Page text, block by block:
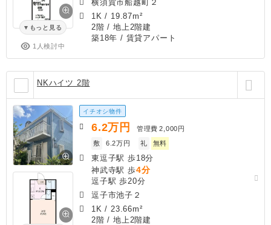
もっと見る
1人検討中
横須賀市船越町２
1K / 19.87m²
2階 / 地上2階建
築18年 / 賃貸アパート
NKハイツ 2階
イチオシ物件
6.2万円 管理費 2,000円
敷
6.2万円 礼 無料
東逗子駅 歩18分
神武寺駅 歩4分
逗子駅 歩20分
逗子市池子２
1K / 23.66m²
2階 / 地上2階建